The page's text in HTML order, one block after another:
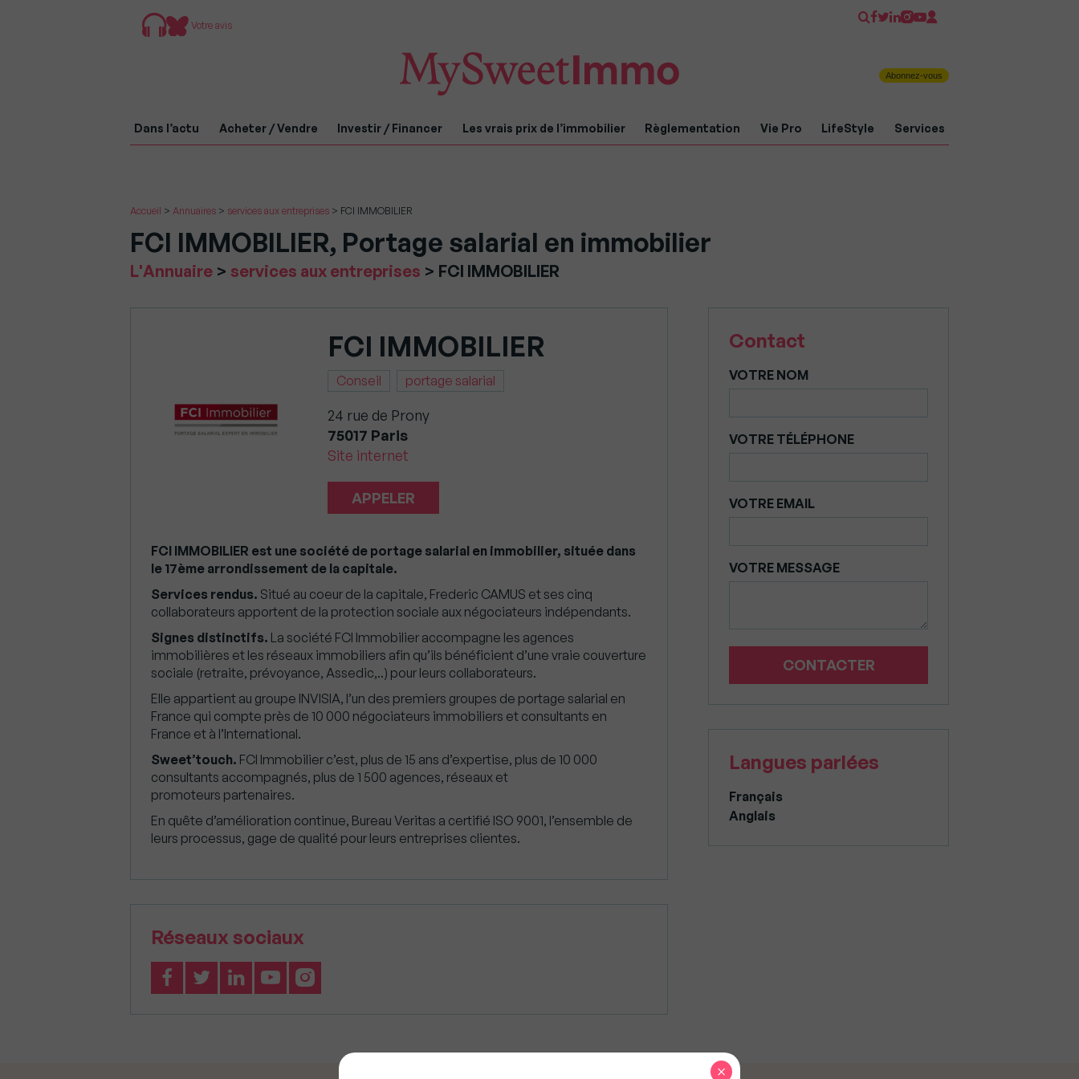
Votre avis
Abonnez-vous
Dans l’actu Acheter / Vendre Investir / Financer Les vrais prix de l’immobilier Règlementation Vie Pro LifeStyle Services
Accueil > Annuaires > services aux entreprises > FCI IMMOBILIER
FCI IMMOBILIER, Portage salarial en immobilier
Vous
L'Annuaire > services aux entreprises > FCI IMMOBILIER
FCI IMMOBILIER
Conseil portage salarial
24 rue de Prony
75017 Paris
Site internet
APPELER
FCI IMMOBILIER est une société de portage salarial en immobilier, située dans
le 17ème arrondissement de la capitale.
Services rendus. Situé au coeur de la capitale, Frederic CAMUS et ses cinq
collaborateurs apportent de la protection sociale aux négociateurs indépendants.
Signes distinctifs. La société FCI Immobilier accompagne les agences
immobilières et les réseaux immobiliers afin qu’ils bénéficient d’une vraie couverture
sociale (retraite, prévoyance, Assedic,..) pour leurs collaborateurs.
Elle appartient au groupe INVISIA, l’un des premiers groupes de portage salarial en
France qui compte près de 10 000 négociateurs immobiliers et consultants en
France et à l’International.
Sweet’touch. FCI Immobilier c’est, plus de 15 ans d’expertise, plus de 10 000
consultants accompagnés, plus de 1 500 agences, réseaux et
promoteurs partenaires.
En quête d’amélioration continue, Bureau Veritas a certifié ISO 9001, l’ensemble de
leurs processus, gage de qualité pour leurs entreprises clientes.
Réseaux sociaux
Contact
VOTRE NOM
VOTRE TÉLÉPHONE
VOTRE EMAIL
VOTRE MESSAGE
CONTACTER
Langues parlées
Français
Anglais
×